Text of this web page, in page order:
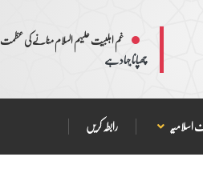
غم اہلبیت علیہم السلام منانے کی عظمت
چھپانا جہاد ہے
اسلامیہ رابطہ کریں